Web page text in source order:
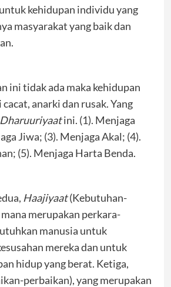
kehidupan individu yang
masyarakat yang baik dan
ini tidak ada maka kehidupan
anarki dan rusak. Yang
Dharuuriyaatini. (1). Menjaga
Jiwa; (3). Menjaga Akal; (4).
(5). Menjaga Harta Benda.
Haajiyaat(Kebutuhan-
merupakan perkara-
manusia untuk
mereka dan untuk
hidup yang berat. Ketiga,
perbaikan), yang merupakan